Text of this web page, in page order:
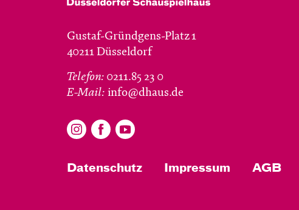
Gustaf-Gründgens-Platz 1
40211 Düsseldorf
Telefon: 0211.85 23 0
E-Mail: info@dhaus.de
Datenschutz Impressum AGB